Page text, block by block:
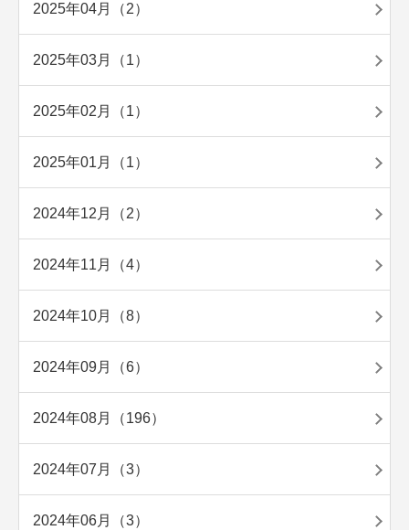
2025年04月（2）
2025年03月（1）
2025年02月（1）
2025年01月（1）
2024年12月（2）
2024年11月（4）
2024年10月（8）
2024年09月（6）
2024年08月（196）
2024年07月（3）
2024年06月（3）